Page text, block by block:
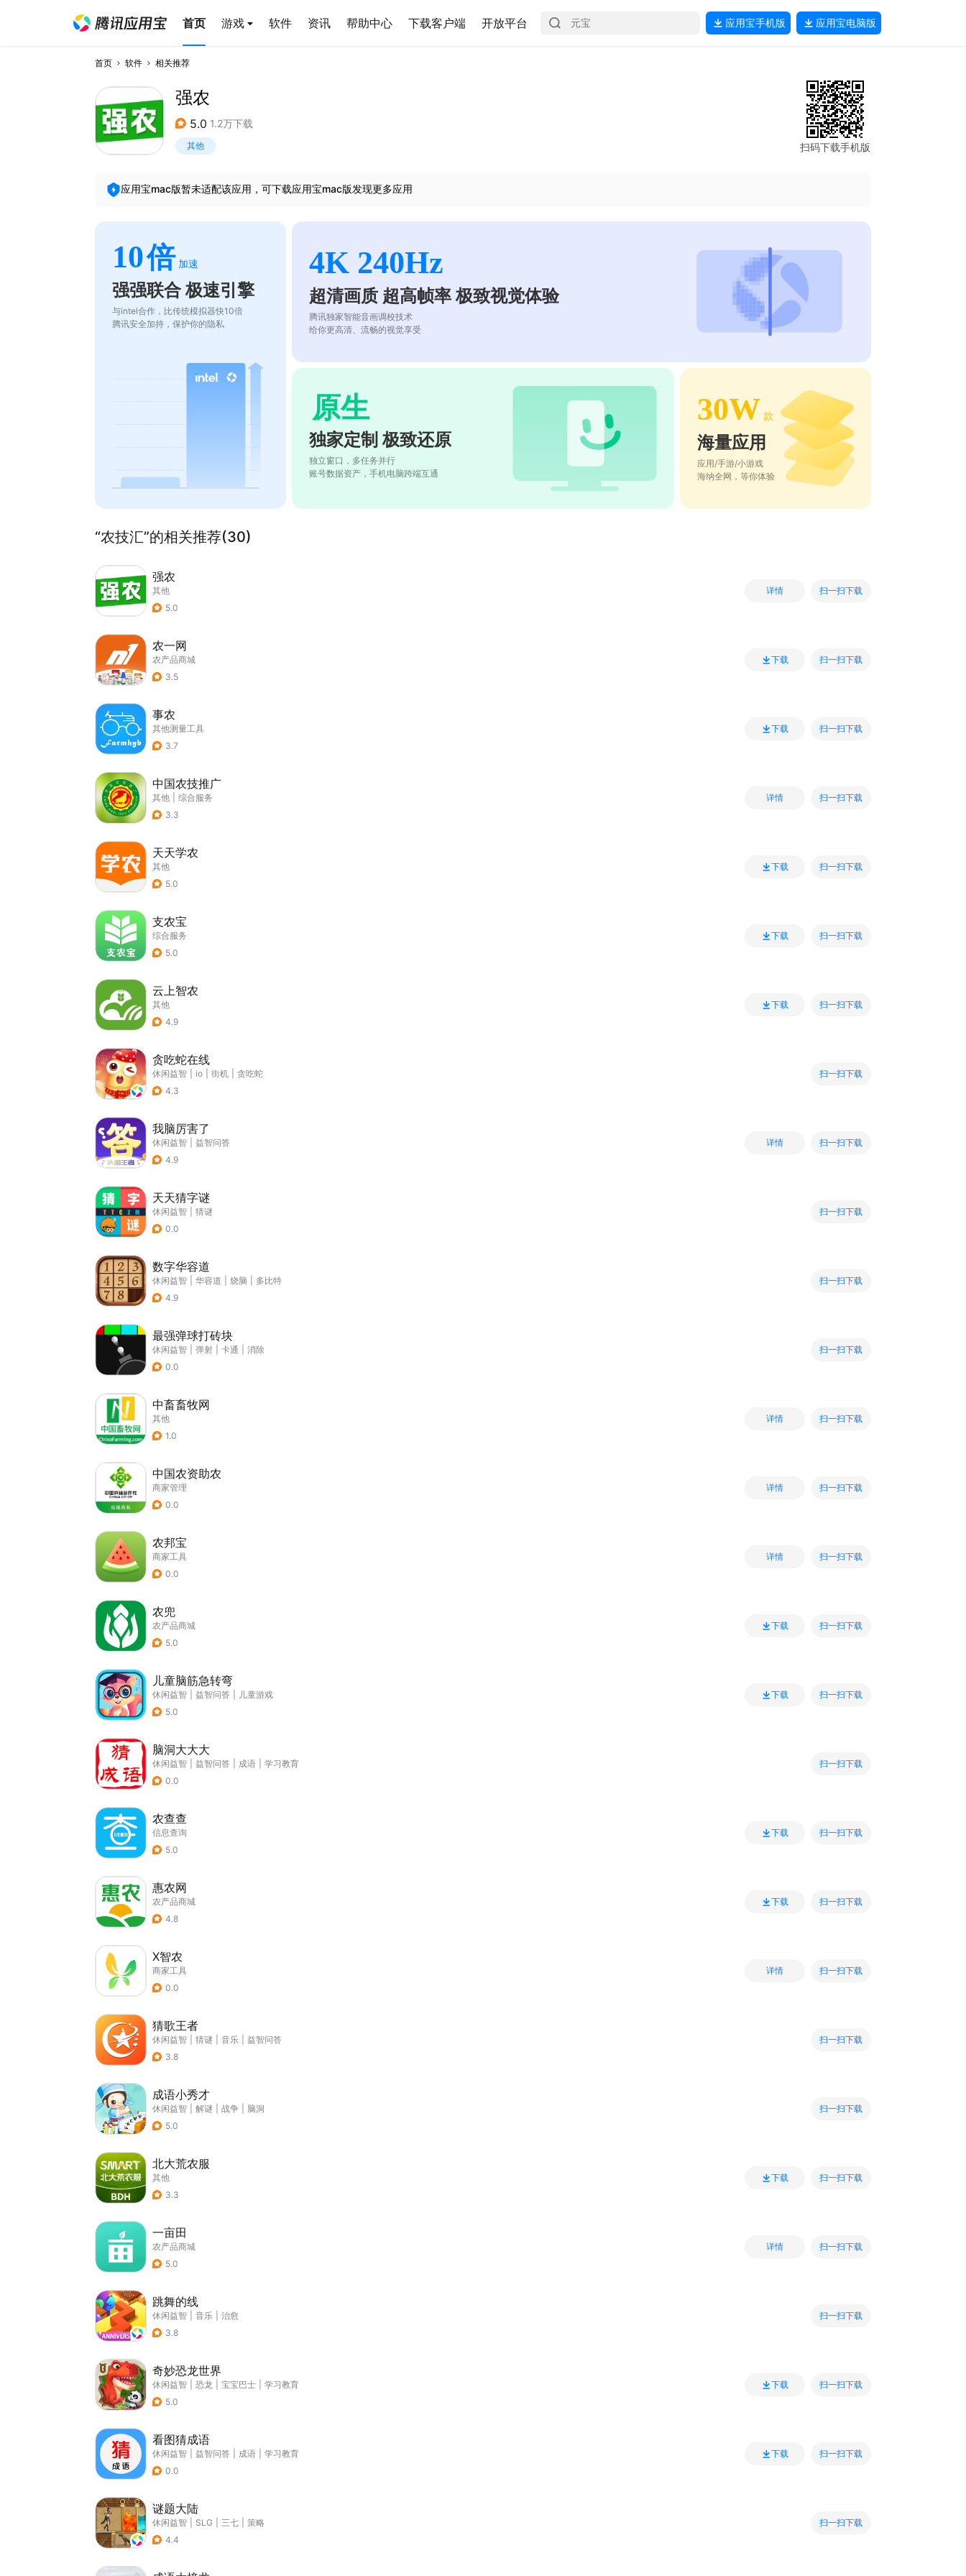
首页 游戏 软件 资讯 帮助中心 下载客户端 开放平台 应用宝手机版 应用宝电脑版
首页 软件 相关推荐
强农
5.0 1.2万下载
其他 扫码下载手机版
应用宝mac版暂未适配该应用，可下载应用宝mac版发现更多应用
10倍 加速
强强联合 极速引擎
与intel合作，比传统模拟器快10倍
腾讯安全加持，保护你的隐私
4K 240Hz
超清画质 超高帧率 极致视觉体验
腾讯独家智能音画调校技术
给你更高清、流畅的视觉享受
原生
独家定制 极致还原
独立窗口，多任务并行
账号数据资产，手机电脑跨端互通
30W 款
海量应用
应用/手游/小游戏
海纳全网，等你体验
“农技汇”的相关推荐(30)
强农
其他
5.0
详情 扫一扫下载
农一网
农产品商城
3.5
下载 扫一扫下载
事农
其他测量工具
3.7
下载 扫一扫下载
中国农技推广
其他
综合服务
3.3
详情 扫一扫下载
天天学农
其他
5.0
下载 扫一扫下载
支农宝
综合服务
5.0
下载 扫一扫下载
云上智农
其他
4.9
下载 扫一扫下载
贪吃蛇在线
休闲益智 io 街机
贪吃蛇
4.3
扫一扫下载
我脑厉害了
休闲益智
益智问答
4.9
详情 扫一扫下载
天天猜字谜
休闲益智
猜谜
0.0
扫一扫下载
数字华容道
休闲益智 华容道 烧脑
多比特
4.9
扫一扫下载
最强弹球打砖块
休闲益智 弹射 卡通
消除
0.0
扫一扫下载
中畜畜牧网
其他
1.0
详情 扫一扫下载
中国农资助农
商家管理
0.0
详情 扫一扫下载
农邦宝
商家工具
0.0
详情 扫一扫下载
农兜
农产品商城
5.0
下载 扫一扫下载
儿童脑筋急转弯
休闲益智 益智问答
儿童游戏
5.0
下载 扫一扫下载
脑洞大大大
休闲益智 益智问答 成语
学习教育
0.0
扫一扫下载
农查查
信息查询
5.0
下载 扫一扫下载
惠农网
农产品商城
4.8
下载 扫一扫下载
X智农
商家工具
0.0
详情 扫一扫下载
猜歌王者
休闲益智 猜谜 音乐
益智问答
3.8
扫一扫下载
成语小秀才
休闲益智 解谜 战争
脑洞
5.0
扫一扫下载
北大荒农服
其他
3.3
下载 扫一扫下载
一亩田
农产品商城
5.0
详情 扫一扫下载
跳舞的线
休闲益智 音乐
治愈
3.8
扫一扫下载
奇妙恐龙世界
休闲益智 恐龙 宝宝巴士
学习教育
5.0
下载 扫一扫下载
看图猜成语
休闲益智 益智问答 成语
学习教育
0.0
下载 扫一扫下载
谜题大陆
休闲益智 SLG 三七
策略
4.4
扫一扫下载